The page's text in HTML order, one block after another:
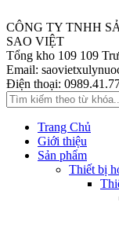
CÔNG TY TNHH
SAO VIỆT
Tổng kho 109 109
Email:
Điện thoại:
Trang Chủ
Giới thiệu
Sản phẩm
Thiết bị